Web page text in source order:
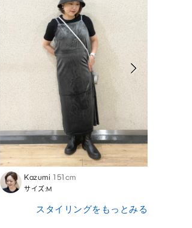
Kazumi 151cm
サイズ:M
スタイリングをもっとみる